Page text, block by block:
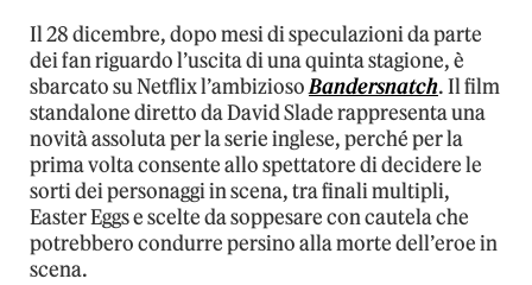
Il 28 dicembre, dopo mesi di speculazioni da parte
dei fan riguardo l’uscita di una quinta stagione, è
sbarcato su Netflix l’ambiziosoBandersnatch. Il film
standalone diretto da David Slade rappresenta una
novità assoluta per la serie inglese, perché per la
prima volta consente allo spettatore di decidere le
sorti dei personaggi in scena, tra finali multipli,
Easter Eggs e scelte da soppesare con cautela che
potrebbero condurre persino alla morte dell’eroe in
scena.